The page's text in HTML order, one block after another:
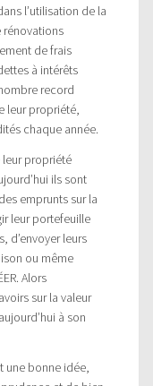
l’utilisation de la
rénovations
de frais
à intérêts
record
leur propriété,
chaque année.
propriété
ils sont
emprunts sur la
leur portefeuille
d’envoyer leurs
ou même
Alors
sur la valeur
à son
une bonne idée,